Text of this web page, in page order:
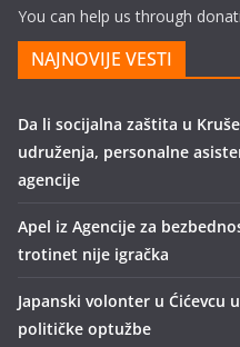
You can help us through
NAJNOVIJE VESTI
Da li socijalna zaštita u
udruženja, personalne
agencije
Apel iz Agencije za
trotinet nije igračka
Japanski volonter u Ćićevcu
političke optužbe